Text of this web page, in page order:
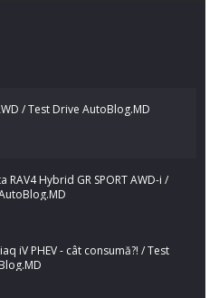
/ Test Drive AutoBlog.MD
RAV4 Hybrid GR SPORT AWD-i /
iV PHEV - cât consumă?! / Test